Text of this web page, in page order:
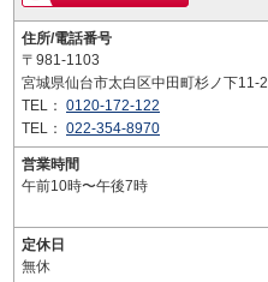
住所/電話番号
〒981-1103
宮城県仙台市太白区中田町杉ノ下11-2
TEL： 0120-172-122
TEL： 022-354-8970
営業時間
午前10時〜午後7時
定休日
無休